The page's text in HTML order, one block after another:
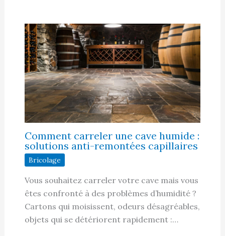
Comment carreler une cave humide :
solutions anti-remontées capillaires
Bricolage
Vous souhaitez carreler votre cave mais vous
êtes confronté à des problèmes d’humidité ?
Cartons qui moisissent, odeurs désagréables,
objets qui se détériorent rapidement :…